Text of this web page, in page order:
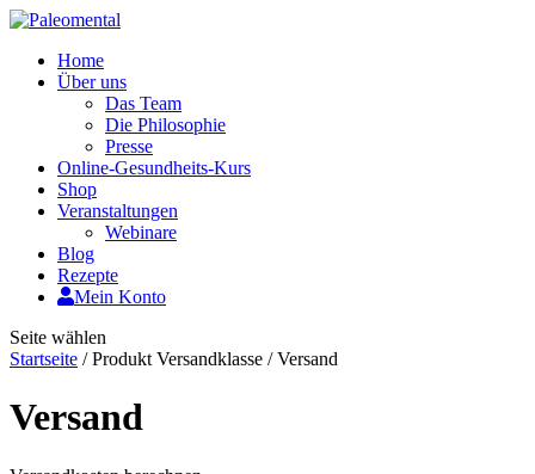
Home
Über uns
Das Team
Die Philosophie
Presse
Online-Gesundheits-Kurs
Shop
Veranstaltungen
Webinare
Blog
Rezepte
Mein Konto
Seite wählen
Startseite / Produkt Versandklasse / Versand
Versand